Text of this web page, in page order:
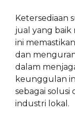
Ketersediaan
jual yang baik
ini
dan
dalam
keunggulan
sebagai
industri lokal.